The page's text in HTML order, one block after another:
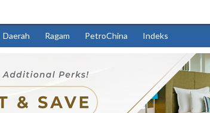
Daerah Ragam PetroChina Indeks